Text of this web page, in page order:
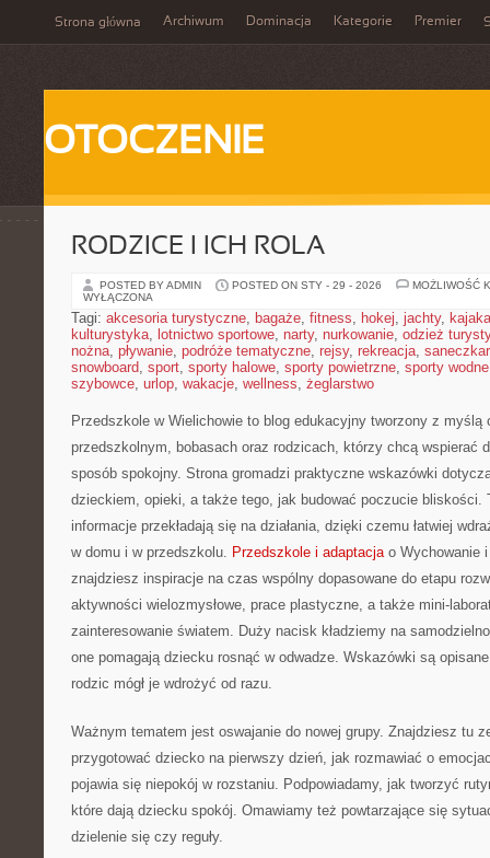
Strona główna Archiwum Dominacja Kategorie Premier
OTOCZENIE
RODZICE I ICH ROLA
POSTED BY ADMIN POSTED ON STY - 29 - 2026
MOŻLIWOŚĆ
WYŁĄCZONA
Tagi: akcesoria turystyczne, bagaże, fitness, hokej, jachty,
kulturystyka, lotnictwo sportowe, narty, nurkowanie, odzież
nożna, pływanie, podróże tematyczne, rejsy, rekreacja,
snowboard, sport, sporty halowe, sporty powietrzne, sporty wodne
szybowce, urlop, wakacje, wellness, żeglarstwo
Przedszkole w Wielichowie to blog edukacyjny tworzony z myślą
przedszkolnym, bobasach oraz rodzicach, którzy chcą wspierać
sposób spokojny. Strona gromadzi praktyczne wskazówki
dzieckiem, opieki, a także tego, jak budować poczucie bliskości.
informacje przekładają się na działania, dzięki czemu łatwiej
w domu i w przedszkolu. Przedszkole i adaptacjao Wychowanie
znajdziesz inspiracje na czas wspólny dopasowane do etapu
aktywności wielozmysłowe, prace plastyczne, a także mini-
zainteresowanie światem. Duży nacisk kładziemy na
one pomagają dziecku rosnąć w odwadze. Wskazówki są
rodzic mógł je wdrożyć od razu.
Ważnym tematem jest oswajanie do nowej grupy. Znajdziesz tu
przygotować dziecko na pierwszy dzień, jak rozmawiać o
pojawia się niepokój w rozstaniu. Podpowiadamy, jak tworzyć
które dają dziecku spokój. Omawiamy też powtarzające się
dzielenie się czy reguły.